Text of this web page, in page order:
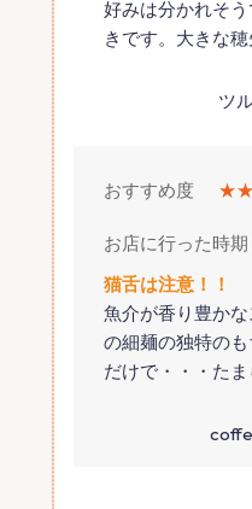
好みは分かれそ
きです。大きな
ツ
おすすめ度
お店に行った時
猫舌は注意！！
魚介が香り豊か
の細麺の独特の
だけで・・・た